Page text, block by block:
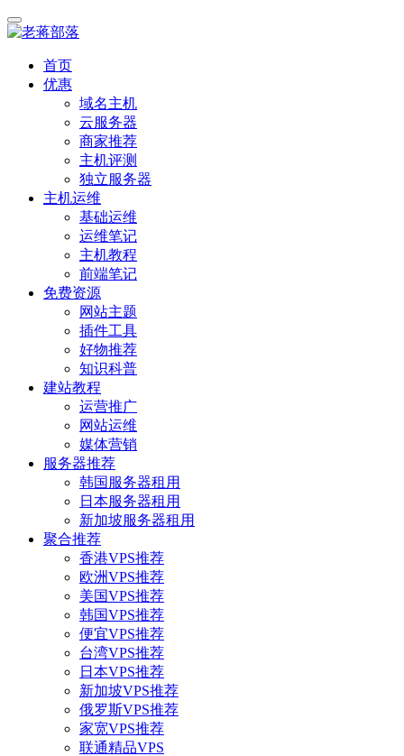
首页
优惠
域名主机
云服务器
商家推荐
主机评测
独立服务器
主机运维
基础运维
运维笔记
主机教程
前端笔记
免费资源
网站主题
插件工具
好物推荐
知识科普
建站教程
运营推广
网站运维
媒体营销
服务器推荐
韩国服务器租用
日本服务器租用
新加坡服务器租用
聚合推荐
香港VPS推荐
欧洲VPS推荐
美国VPS推荐
韩国VPS推荐
便宜VPS推荐
台湾VPS推荐
日本VPS推荐
新加坡VPS推荐
俄罗斯VPS推荐
家宽VPS推荐
联通精品VPS